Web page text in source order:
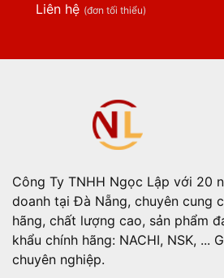
Liên hệ (đơn tối thiểu)
Công Ty TNHH Ngọc Lập với 20
doanh tại Đà Nẵng, chuyên cung
hãng, chất lượng cao, sản phẩm
khẩu chính hãng: NACHI, NSK, ...
chuyên nghiệp.